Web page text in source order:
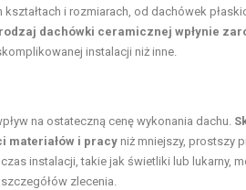
kształtach i rozmiarach, od dachówek
rodzaj dachówki ceramicznej wpłynie
instalacji niż inne.
na ostateczną cenę wykonania dachu.
materiałów i pracy niż mniejszy, prostszy
instalacji, takie jak świetliki lub lukarny,
zlecenia.